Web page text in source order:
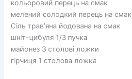
кольоровий перець на смак
мелений солодкий перець на смак
Сіль трав’яна йодована на смак
шніт-цибуля 1/3 пучка
майонез 3 столові ложки
гірчиця 1 столова ложка